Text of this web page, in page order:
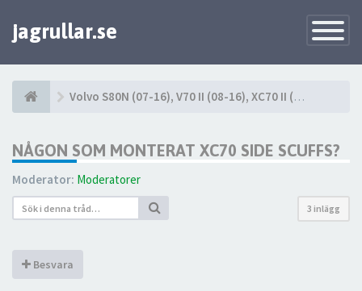
Toggle
jagrullar.se
Volvo S80N (07-16), V70 II (08-16), XC70 II (08-16)
NÅGON SOM MONTERAT XC70 SIDE SCUFFS?
Moderator: Moderatorer
3 inlägg
Besvara